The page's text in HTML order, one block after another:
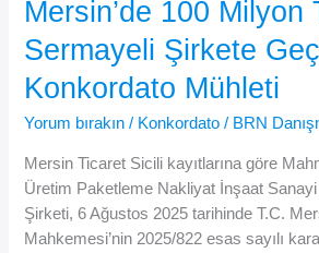
Ürünleri
Limited
Geçici
Konkordato
Mersin’de 100 Milyon
Sermayeli Şirkete
Konkordato Mühleti
Yorum bırakın / Konkordato / BRN
Mersin Ticaret Sicili kayıtlarına göre
Üretim Paketleme Nakliyat İnşaat Sanayi
Şirketi, 6 Ağustos 2025 tarihinde T.C.
Mahkemesi’nin 2025/822 esas sayılı